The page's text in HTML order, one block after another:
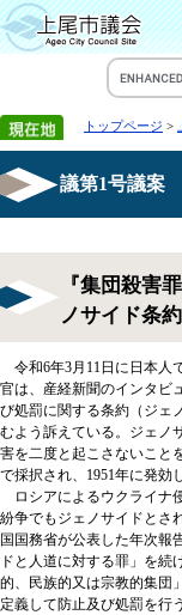
トップページ >
議第1号議案
『集団殺害
ノサイド条
令和6年3月11日に日本人
官は、産経新聞のインタビ
び処罰に関する条約（ジェ
むよう訴えている。ジェノ
害を二度と起こさないこと
で採択され、1951年に発効
ロシアによるウクライナ
紛争でもジェノサイドとさ
国国務省が公表した年次報
ドと人道に対する罪」を
的、民族的又は宗教的集団
定義して防止及び処罰を行